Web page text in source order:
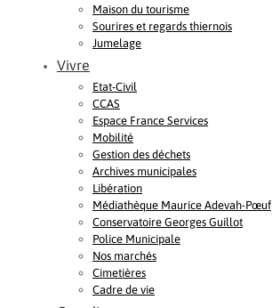
Maison du tourisme
Sourires et regards thiernois
Jumelage
Vivre
Etat-Civil
CCAS
Espace France Services
Mobilité
Gestion des déchets
Archives municipales
Libération
Médiathèque Maurice Adevah-Pœuf
Conservatoire Georges Guillot
Police Municipale
Nos marchés
Cimetières
Cadre de vie